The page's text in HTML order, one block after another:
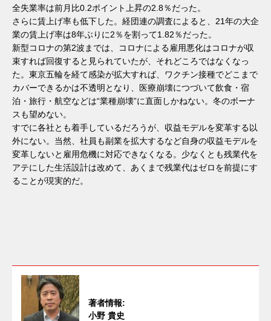
全失業率は前月比0.2ポイント上昇の2.8％だった。
さらに賃上げ率も低下した。経団連の調査によると、21年の大企
業の賃上げ率は8年ぶりに2％を割って1.82％だった。
新型コロナの第2波までは、コロナによる雇用悪化はコロナが収
束すれば回復すると見られていたが、それどころではなくなっ
た。東京五輪を経て感染が拡大すれば、ワクチン接種でどこまで
カバーできるかは不透明となり、医療崩壊につづいて飲食・宿
泊・旅行・航空などは“業種崩壊”に直面しかねない。冬のボーナ
スも望めない。
すでに各社とも着手しているだろうが、収益モデルを変革する以
外にない。当然、社員も副業を拡大するなど自身の収益モデルを
変革しないと雇用危機に対応できなくなる。少なくとも残業代を
アテにした生活設計は改めて、あくまで残業代はゼロを前提にす
ることが現実的だ。
著者情報:
小野 貴史